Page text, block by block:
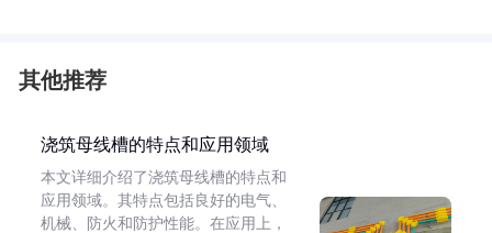
其他推荐
浇筑母线槽的特点和应用领域
本文详细介绍了浇筑母线槽的特点和
应用领域。其特点包括良好的电气、
机械、防火和防护性能。在应用上，